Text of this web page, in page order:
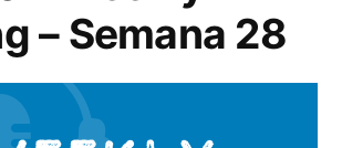
– Semana 28